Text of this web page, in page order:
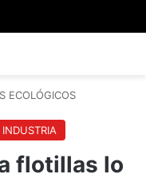
ECOLÓGICOS
INDUSTRIA
flotillas lo